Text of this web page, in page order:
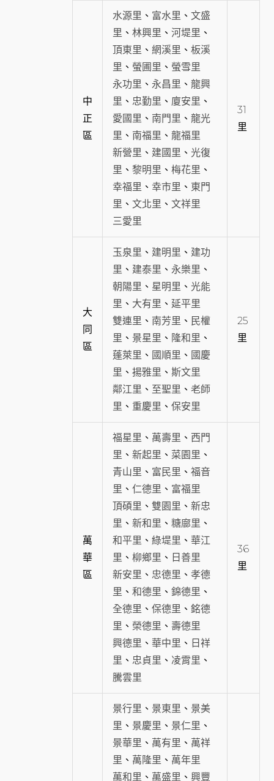
中
正
區
水源里 、 富水里 、文盛
里 、林興里 、河堤里 、
頂東里 、網溪里 、板溪
里 、 螢圃里 、 螢雪里
永功里 、 永昌里 、龍興
里 、 忠勤里 、 廈安里 、
愛國里 、 南門里 、龍光
里 、 南福里 、龍福里
新營里 、 建國里 、 光復
里 、黎明里 、梅花里 、
幸福里 、幸市里 、 東門
里 、文北里 、文祥里
三愛里
31
里
大
同
區
玉泉里 、 建明里 、 建功
里 、 建泰里 、 永樂里 、
朝陽里 、 星明里 、 光能
里 、 大有里 、延平里
雙連里 、 南芳里 、 民權
里 、 景星里 、 隆和里 、
蓬萊里 、 國順里 、 國慶
里 、揚雅里 、斯文里
鄰江里 、 至聖里 、老師
里 、 重慶里 、保安里
25
里
萬
華
區
福星里 、 萬壽里 、 西門
里 、新起里 、菜園里 、
青山里 、 富民里 、福音
里 、仁德里 、 富福里
頂碩里 、雙園里 、新忠
里 、新和里 、糖廍里 、
和平里 、綠堤里 、華江
里 、柳鄉里 、 日善里
新安里 、 忠德里 、孝德
里 、和德里 、錦德里 、
全德里 、保德里 、銘德
里 、 榮德里 、壽德里
興德里 、華中里 、 日祥
里 、 忠貞里 、 凌霄里 、
騰雲里
36
里
景行里 、 景東里 、 景美
里 、 景慶里 、 景仁里 、
景華里 、 萬有里 、 萬祥
里 、 萬隆里 、 萬年里
萬和里 、 萬盛里 、興豐